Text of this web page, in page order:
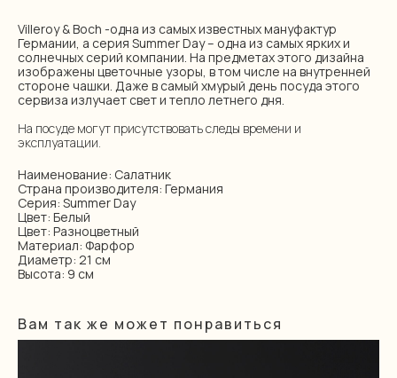
Villeroy & Boch -одна из самых известных мануфактур
Германии, а серия Summer Day – одна из самых ярких и
солнечных серий компании. На предметах этого дизайна
изображены цветочные узоры, в том числе на внутренней
стороне чашки. Даже в самый хмурый день посуда этого
сервиза излучает свет и тепло летнего дня.
На посуде могут присутствовать следы времени и
эксплуатации.
Наименование: Салатник
Страна производителя: Германия
Серия: Summer Day
Цвет: Белый
Цвет: Разноцветный
Материал: Фарфор
Диаметр: 21 см
Высота: 9 см
Вам так же может понравиться